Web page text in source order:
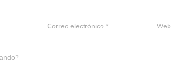
Correo electrónico* Web